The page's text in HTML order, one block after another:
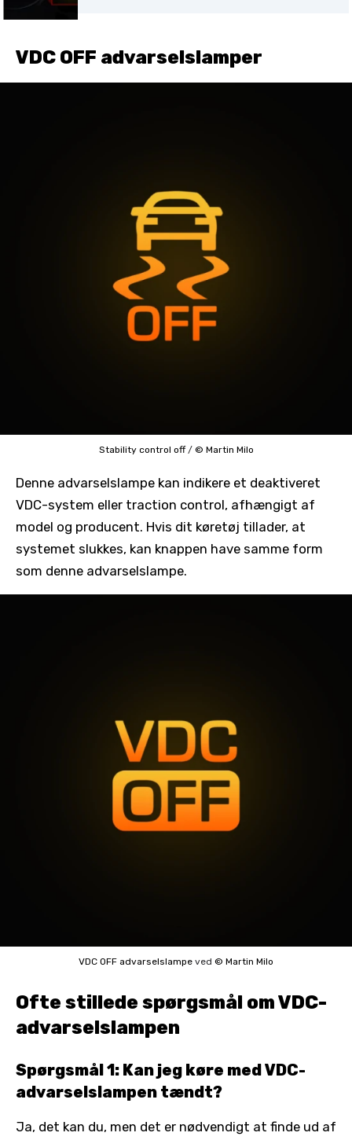
VDC OFF advarselslamper
Stability control off/ © Martin Milo
Denne advarselslampe kan indikere et deaktiveret
VDC-system eller traction control, afhængigt af
model og producent. Hvis dit køretøj tillader, at
systemet slukkes, kan knappen have samme form
som denne advarselslampe.
VDC OFF advarselslampe ved © Martin Milo
Ofte stillede spørgsmål om VDC-
advarselslampen
Spørgsmål 1: Kan jeg køre med VDC-
advarselslampen tændt?
Ja, det kan du, men det er nødvendigt at finde ud af